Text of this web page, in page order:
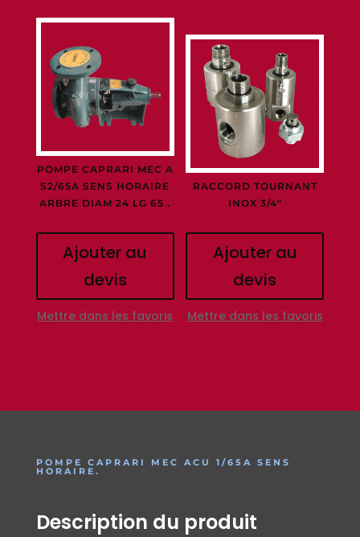
POMPE CAPRARI MEC A
S2/65A SENS HORAIRE
ARBRE DIAM 24 LG 65 .
Ajouter au
devis
Mettre dans les favoris
RACCORD TOURNANT
INOX 3/4″
Ajouter au
devis
Mettre dans les favoris
POMPE CAPRARI MEC ACU 1/65A SENS
HORAIRE.
Description du produit